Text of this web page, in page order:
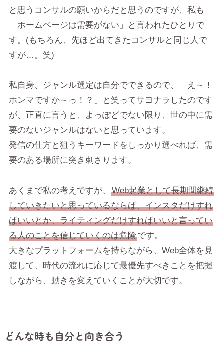
と思うコンサルの願いからだと思うのですが、私も
「ホームページは需要がない」と言われたひとりで
す。(もちろん、先ほど出てきたコンサルと同じ人で
すが…。笑)
私自身、ジャンル選定は自分でできるので、「え～！
ホンマですか～っ！？」と笑ってサヨナラしたのです
が、正直に言うと、よっぽどでない限り、世の中に需
要のないジャンルはないと思っています。
発信の仕方と狙うキーワードをしっかり選べれば、需
要のある場所に突き刺さります。
あくまで私の考えですが、
Web起業として長期間継続
していきたいと思っているならば、インスタだけすれ
ばいいとか、ライティングだけすればいいと言ってい
る人のことを信じていくのは危険です。
大きなプラットフォームを持ちながら、Web全体を見
渡して、時代の流れに応じて最優先すべきことを把握
しながら、動きを変えていくことが大切です。
どんな時も自分と向き合う